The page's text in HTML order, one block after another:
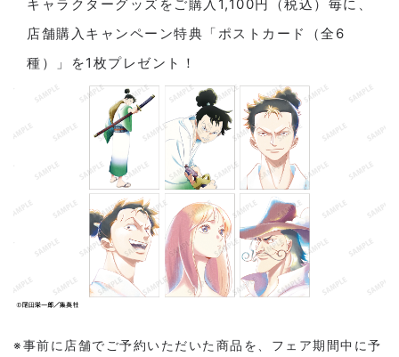
キャラクターグッズをご購入1,100円（税込）毎に、
店舗購入キャンペーン特典「ポストカード（全6
種）」を1枚プレゼント！
※事前に店舗でご予約いただいた商品を、フェア期間中に予